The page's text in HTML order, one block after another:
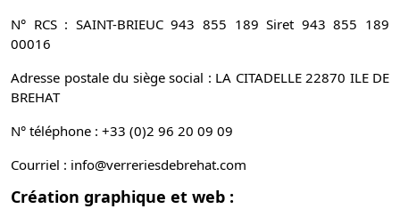
N° RCS : SAINT-BRIEUC 943 855 189 Siret 943 855 189
00016
Adresse postale du siège social : LA CITADELLE 22870 ILE DE
BREHAT
N° téléphone : +33 (0)2 96 20 09 09
Courriel : info@verreriesdebrehat.com
Création graphique et web :